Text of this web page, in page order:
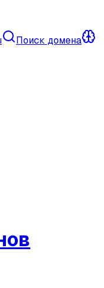
Поиск домена